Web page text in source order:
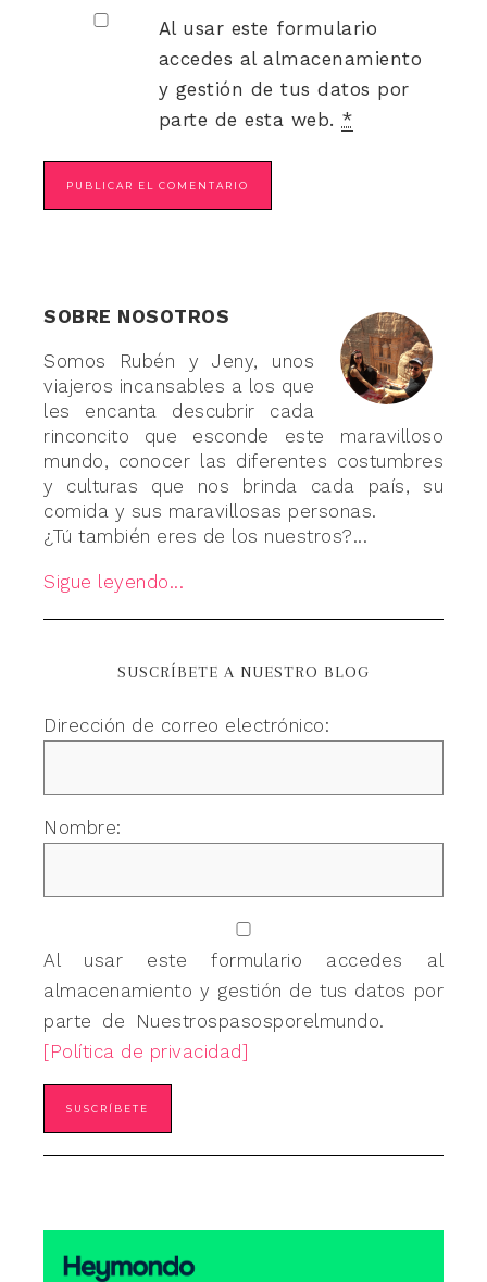
Al usar este formulario
accedes al almacenamiento
y gestión de tus datos por
parte de esta web. *
SOBRE NOSOTROS
Somos Rubén y Jeny, unos
viajeros incansables a los que
les encanta descubrir cada
rinconcito que esconde este maravilloso
mundo, conocer las diferentes costumbres
y culturas que nos brinda cada país, su
comida y sus maravillosas personas.
¿Tú también eres de los nuestros?...
Sigue leyendo...
SUSCRÍBETE A NUESTRO BLOG
Dirección de correo electrónico:
Nombre:
Al usar este formulario accedes al
almacenamiento y gestión de tus datos por
parte de Nuestrospasosporelmundo.
[Política de privacidad]